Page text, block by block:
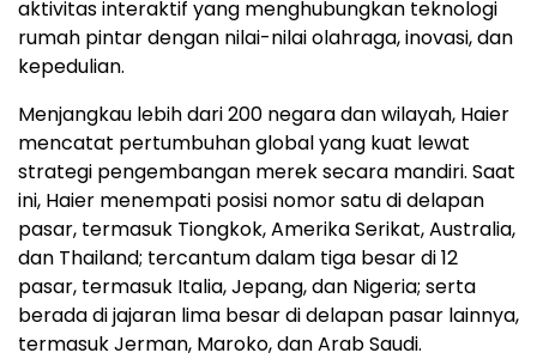
aktivitas interaktif yang menghubungkan teknologi
rumah pintar dengan nilai-nilai olahraga, inovasi, dan
kepedulian.
Menjangkau lebih dari 200 negara dan wilayah, Haier
mencatat pertumbuhan global yang kuat lewat
strategi pengembangan merek secara mandiri. Saat
ini, Haier menempati posisi nomor satu di delapan
pasar, termasuk Tiongkok, Amerika Serikat, Australia,
dan Thailand; tercantum dalam tiga besar di 12
pasar, termasuk Italia, Jepang, dan Nigeria; serta
berada di jajaran lima besar di delapan pasar lainnya,
termasuk Jerman, Maroko, dan Arab Saudi.